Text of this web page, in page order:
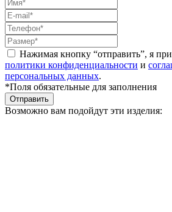
Нажимая кнопку “отправить”, я
политики конфиденциальности и
персональных данных.
*Поля обязательные для заполнения
Отправить
Возможно вам подойдут эти изделия: